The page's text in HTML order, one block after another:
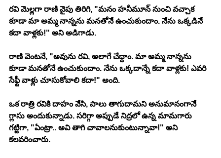
రవి మెల్లగా రాణి వైపు తిరిగి, "మనం హనీమూన్ నుంచి వచ్చాక
కూడా మా అమ్మ నాన్నను మనతోనే ఉంచుకుందాం. నేను ఒక్కడినే
కదా వాళ్లకు!" అని అడిగాడు.
రాణి వెంటనే, "అవును రవి, అలాగే చేద్దాం. మా అమ్మ నాన్నను
కూడా మనతోనే ఉంచుకుందాం. నేను ఒక్కదాన్నే కదా వాళ్లకు! ఎవరి
సేఫ్టీ వాళ్లు చూసుకోవాలి కదా!" అంది.
ఒక రాత్రి రవికి దాహం వేసి, పాలు తాగుదామని అనుమానంగానే
గ్లాసు అందుకున్నాడు. సరిగ్గా అప్పుడే నిద్రలో ఉన్న మామగారు
గట్టిగా, "ఏంట్రా.. అవి తాగి చావాలనుకుంటున్నావా!" అని
కలవరించారు.